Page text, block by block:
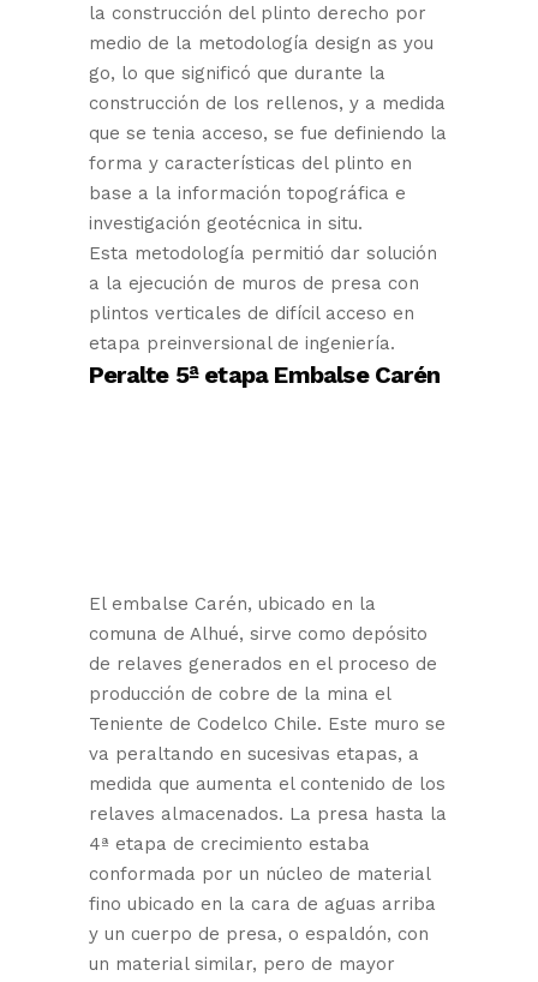
la construcción del plinto derecho por
medio de la metodología design as you
go, lo que significó que durante la
construcción de los rellenos, y a medida
que se tenia acceso, se fue definiendo la
forma y características del plinto en
base a la información topográfica e
investigación geotécnica in situ.
Esta metodología permitió dar solución
a la ejecución de muros de presa con
plintos verticales de difícil acceso en
etapa preinversional de ingeniería.
Peralte 5ª etapa Embalse Carén
El embalse Carén, ubicado en la
comuna de Alhué, sirve como depósito
de relaves generados en el proceso de
producción de cobre de la mina el
Teniente de Codelco Chile. Este muro se
va peraltando en sucesivas etapas, a
medida que aumenta el contenido de los
relaves almacenados. La presa hasta la
4ª etapa de crecimiento estaba
conformada por un núcleo de material
fino ubicado en la cara de aguas arriba
y un cuerpo de presa, o espaldón, con
un material similar, pero de mayor